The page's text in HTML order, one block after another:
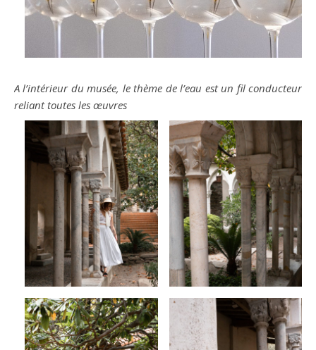
A l’intérieur du musée, le thème de l’eau est un fil conducteur
reliant toutes les œuvres